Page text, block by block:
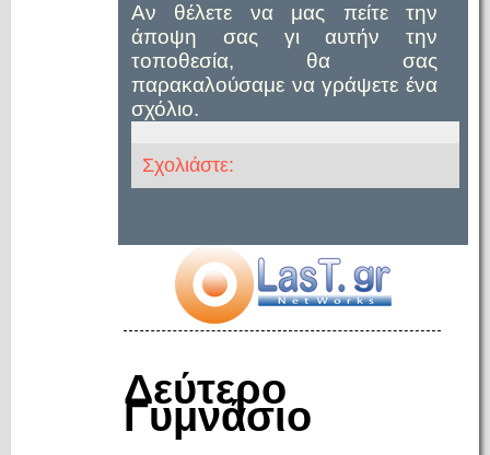
Αν θέλετε να μας πείτε την
άποψη σας γι αυτήν την
τοποθεσία, θα σας
παρακαλούσαμε να γράψετε ένα
σχόλιο.
Σχολιάστε:
Δεύτερο
Γυμνάσιο